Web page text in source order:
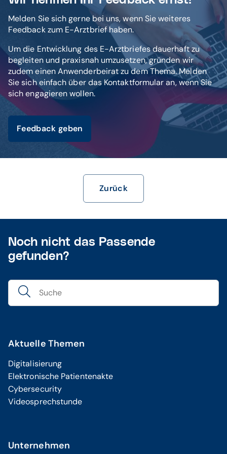
Spezifikationsversion 1.2
Melden Sie sich gerne bei uns, wenn Sie weiteres
Feedback zum E-Arztbrief haben.
Um die Entwicklung des E-Arztbriefes dauerhaft zu
begleiten und praxisnah umzusetzen, gründen wir
zudem einen Anwenderbeirat zu dem Thema. Melden
Sie sich einfach über das Kontaktformular an, wenn Sie
sich engagieren wollen.
Feedback geben
Zurück
Noch nicht das Passende
gefunden?
Aktuelle Themen
Digitalisierung
Elektronische Patientenakte
Cybersecurity
Videosprechstunde
Unternehmen